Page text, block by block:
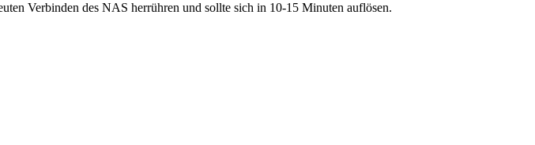
Verbinden des NAS herrühren und sollte sich in 10-15 Minuten auflösen.